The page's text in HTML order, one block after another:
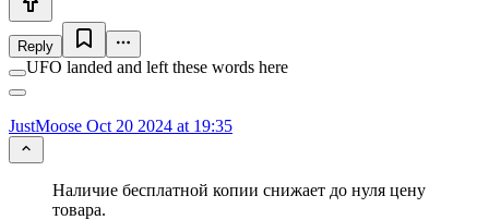
Reply
UFO landed and left these words here
JustMoose Oct 20 2024 at 19:35
Наличие бесплатной копии снижает до нуля цену
товара.